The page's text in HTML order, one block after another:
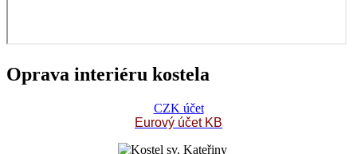
Oprava interiéru kostela
CZK účet
Eurový účet KB